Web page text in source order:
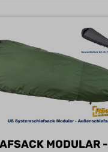
MODULAR -